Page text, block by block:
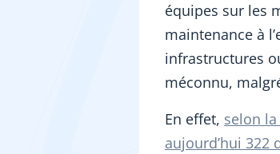
équipes sur les
maintenance à
infrastructures
méconnu,
En effet, selon
aujourd’hui 322